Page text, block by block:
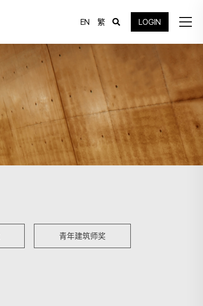
EN 繁 LOGIN
青年建筑师奖